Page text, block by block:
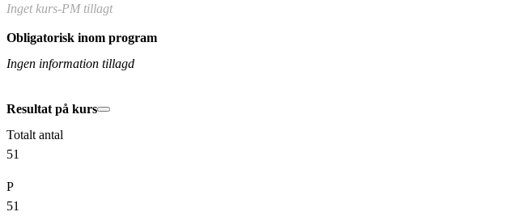
Inget kurs-PM tillagt
Obligatorisk inom program
Ingen information tillagd
Resultat på kurs
Totalt antal
51
P
51